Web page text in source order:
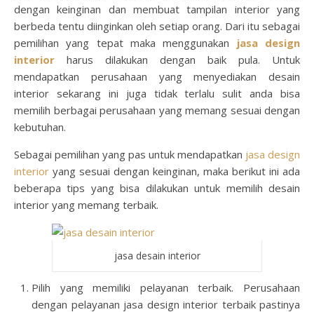
dengan keinginan dan membuat tampilan interior yang
berbeda tentu diinginkan oleh setiap orang. Dari itu sebagai
pemilihan yang tepat maka menggunakan jasa design
interior
harus dilakukan dengan baik pula. Untuk
mendapatkan perusahaan yang menyediakan desain
interior sekarang ini juga tidak terlalu sulit anda bisa
memilih berbagai perusahaan yang memang sesuai dengan
kebutuhan.
Sebagai pemilihan yang pas untuk mendapatkan jasa design
interior yang sesuai dengan keinginan, maka berikut ini ada
beberapa tips yang bisa dilakukan untuk memilih desain
interior yang memang terbaik.
jasa desain interior
Pilih yang memiliki pelayanan terbaik. Perusahaan
dengan pelayanan jasa design interior terbaik pastinya